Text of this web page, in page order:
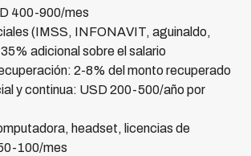
400-900/mes
(IMSS, INFONAVIT, aguinaldo,
adicional sobre el salario
2-8% del monto recuperado
y continua: USD 200-500/año por
headset, licencias de
100/mes